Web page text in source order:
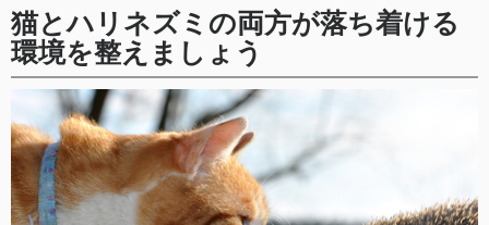
猫とハリネズミの両方が落ち着ける
環境を整えましょう